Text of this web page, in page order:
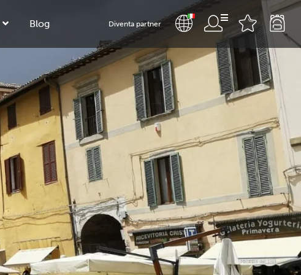
Blog Diventa partner